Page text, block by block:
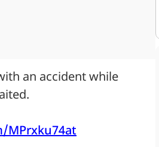
an accident while
MPrxku74at